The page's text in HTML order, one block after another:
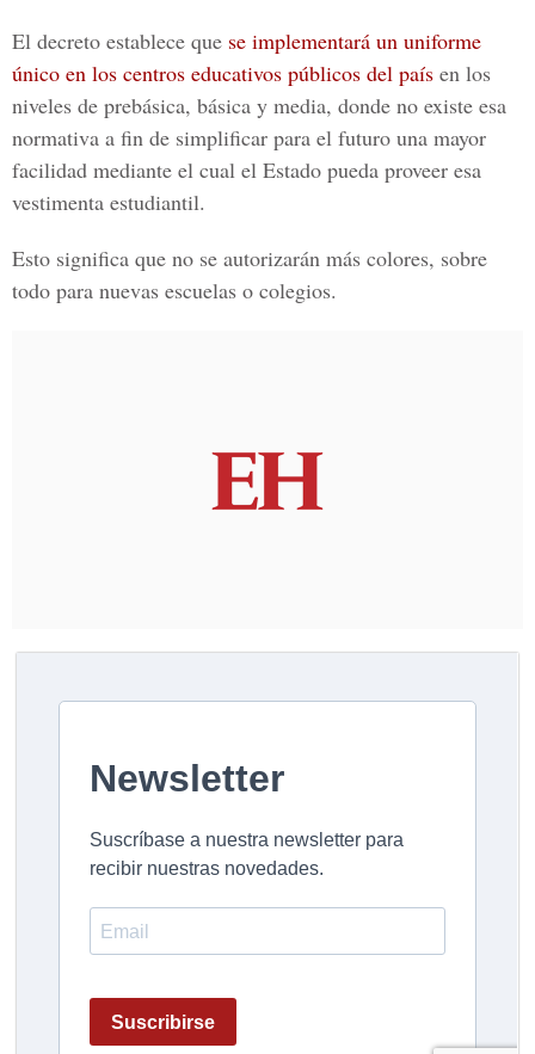
El decreto establece que se implementará un uniforme
único en los centros educativos públicos del país en los
niveles de prebásica, básica y media, donde no existe esa
normativa a fin de simplificar para el futuro una mayor
facilidad mediante el cual el Estado pueda proveer esa
vestimenta estudiantil.
Esto significa que no se autorizarán más colores, sobre
todo para nuevas escuelas o colegios.